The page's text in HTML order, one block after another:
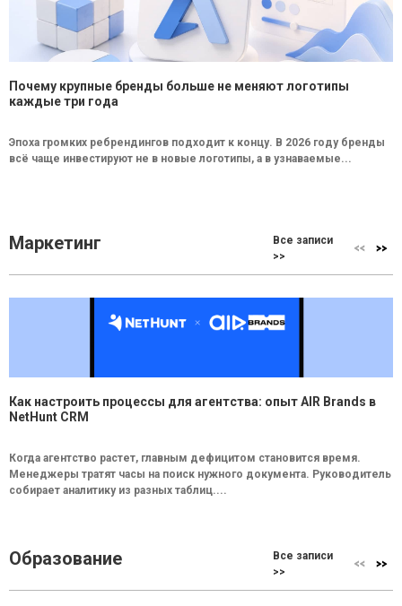
Почему крупные бренды больше не меняют логотипы
каждые три года
Эпоха громких ребрендингов подходит к концу. В 2026 году бренды
всё чаще инвестируют не в новые логотипы, а в узнаваемые...
Маркетинг
Все записи
>>
Как настроить процессы для агентства: опыт AIR Brands в
NetHunt CRM
Когда агентство растет, главным дефицитом становится время.
Менеджеры тратят часы на поиск нужного документа. Руководитель
собирает аналитику из разных таблиц....
Образование
Все записи
>>